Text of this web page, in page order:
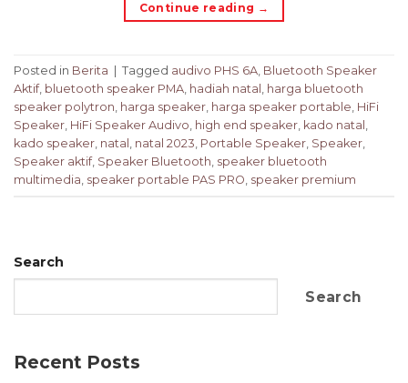
Continue reading →
Posted in Berita Tagged audivo PHS 6A Bluetooth Speaker
Aktif, bluetooth speaker PMA hadiah natal
harga bluetooth
speaker polytron harga speaker harga speaker portable HiFi
Speaker HiFi Speaker Audivo high end speaker kado natal
kado speaker natal natal 2023 Portable Speaker Speaker
Speaker aktif, Speaker Bluetooth speaker bluetooth
multimedia speaker portable PAS PRO speaker premium
Search
Search
Recent Posts